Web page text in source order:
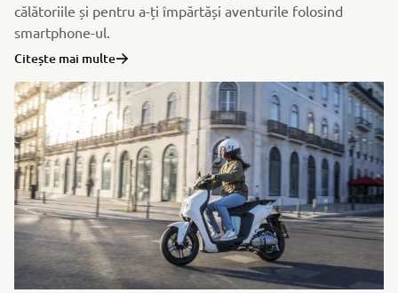
călătoriile și pentru a-ți împărtăși aventurile folosind
smartphone-ul.
Citește mai multe